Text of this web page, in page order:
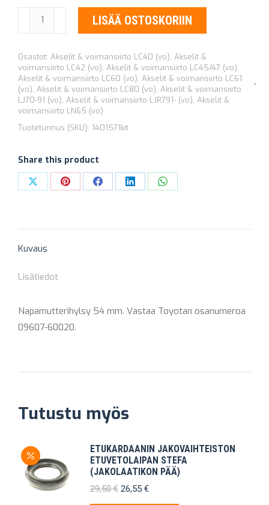
NAPAMUTTERIHYLSY
määrä
LISÄÄ OSTOSKORIIN
Osastot: Akselit & voimansiirto LC40 (vo), Akselit &
voimansiirto LC42 (vo), Akselit & voimansiirto LC45/47 (vo),
Akselit & voimansiirto LC60 (vo), Akselit & voimansiirto LC61
(vo), Akselit & voimansiirto LC80 (vo), Akselit & voimansiirto
LJ70-91 (vo), Akselit & voimansiirto LJR791- (vo), Akselit &
voimansiirto LN65 (vo)
Tuotetunnus (SKU): 1401571kit
Share this product
Share Share Share Share Share
Kuvaus
Lisätiedot
Napamutterihylsy 54 mm. Vastaa Toyotan osanumeroa
09607-60020.
Tutustu myös
ETUKARDAANIN JAKOVAIHTEISTON
ETUVETOLAIPAN STEFA
(JAKOLAATIKON PÄÄ)
29,50€ Alkuperäinen
26,55 €Nykyinen